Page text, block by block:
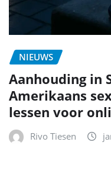
NIEUWS
Aanhouding in
Amerikaans
lessen voor
Rivo Tiesen